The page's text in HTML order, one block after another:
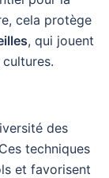
cela protège
, qui jouent
des
techniques
et favorisent